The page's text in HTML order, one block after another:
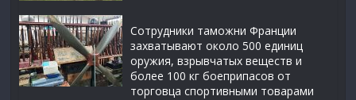
Сотрудники таможни Франции
захватывают около 500 единиц
оружия, взрывчатых веществ и
более 100 кг боеприпасов от
торговца спортивными товарами